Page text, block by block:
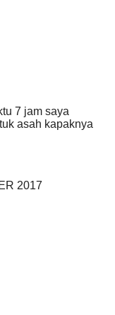
7 jam saya
asah kapaknya
2017